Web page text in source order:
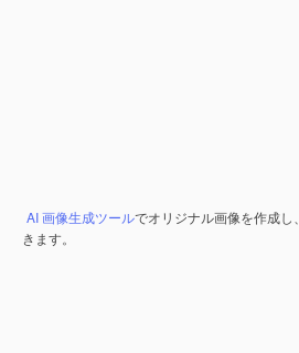
AI 画像生成ツールでオリジナル画像を作成し、
きます。